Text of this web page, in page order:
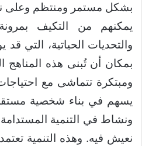
بشكل مستمر ومنتظم وعلى
يمكنهم من التكيف
والتحديات الحياتية، التي قد
بمكان أن تُبنى هذه المناهج
ومبتكرة تتماشى مع
يسهم في بناء شخصية
ونشاط في التنمية
نعيش فيه. وهذه التنمية